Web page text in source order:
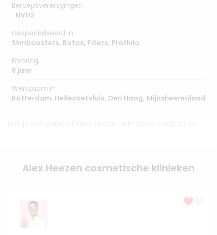
Beroepsverenigingen
NVEG
Gespecialiseerd in
Skinboosters, Botox, Fillers, Profhilo
Ervaring
8 jaar
Werkzaam in
Rotterdam, Hellevoetsluis, Den Haag, Mijnsheerenland
Alex Heezen cosmetische klinieken